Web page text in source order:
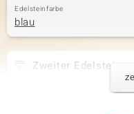
Edelsteinfarbe
blau
Zweiter Edelstein